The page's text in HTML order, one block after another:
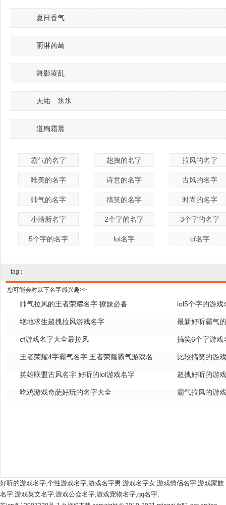
夏日香气
雨淋茜屾
舞影凌乱
天祐ゞ氷氷
道殉霜晨
霸气的名字 超拽的名字 拉风的名字
唯美的名字 诗意的名字 古风的名字
帅气的名字 搞笑的名字 时尚的名字
小清新名字 2个字的名字 3个字的名字
5个字的名字 lol名字 cf名字
tag :
您可能会对以下名字感兴趣>>
帅气拉风的王者荣耀名字 撩妹必备 lol5个字的游
全
绝地求生超拽拉风游戏名字 最新好听霸气
cf游戏名字大全最拉风 搞笑6个字游戏
王者荣耀4字霸气名字 王者荣耀霸气游戏名
字
比较搞笑的游
英雄联盟古风名字 好听的lol游戏名字 超拽好听的游
吃鸡游戏奇葩好玩的名字大全 霸气拉风的游
好听的游戏名字,个性游戏名字,游戏名字男 ,游戏名字女,游戏情侣名字,游戏家族
名字,游戏英文名字,游戏公会名字,游戏宠物名字,qq名字,